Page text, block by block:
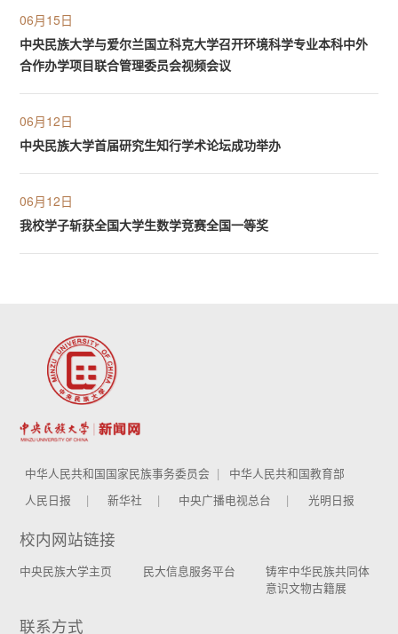
06月15日
中央民族大学与爱尔兰国立科克大学召开环境科学专业本科中外
合作办学项目联合管理委员会视频会议
06月12日
中央民族大学首届研究生知行学术论坛成功举办
06月12日
我校学子斩获全国大学生数学竞赛全国一等奖
中华人民共和国国家民族事务委员会
中华人民共和国教育部
人民日报
新华社 中央广播电视总台 光明日报
校内网站链接
中央民族大学主页 民大信息服务平台
铸牢中华民族共同体
意识文物古籍展
联系方式